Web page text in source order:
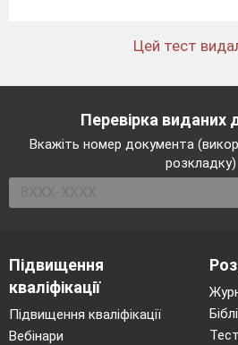
Цей тест
Перевірка виданих
Вкажіть номер документа
розкладку)
Підвищення
кваліфікації
Підвищення кваліфікації
Вебінари